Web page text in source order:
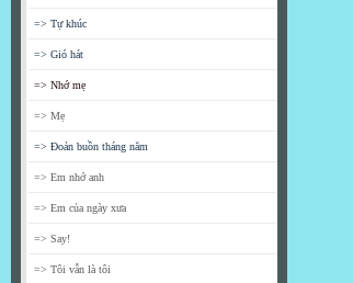
=> Tự khúc
=> Gió hát
=> Nhớ mẹ
=> Mẹ
=> Đoản buồn tháng năm
=> Em nhớ anh
=> Em của ngày xưa
=> Say!
=> Tôi vẫn là tôi